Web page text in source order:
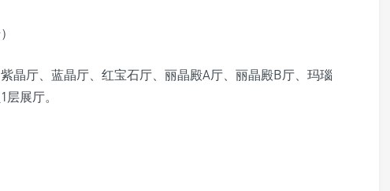
晶厅、蓝晶厅、红宝石厅、丽晶殿A厅、丽晶殿B厅、玛瑙
展厅。